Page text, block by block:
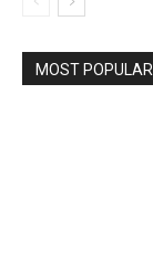
MOST POPULAR